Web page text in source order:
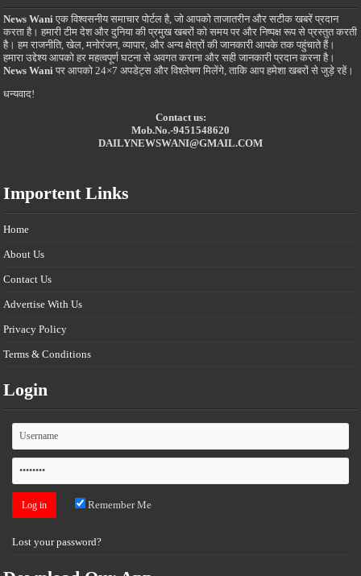
News Wani एक विश्वसनीय समाचार पोर्टल है, जो आपको ताजातरीन और सटीक खबरें प्रदान
करता है। हमारी टीम देश और दुनिया की प्रमुख खबरों को समय पर और निष्पक्ष रूप से प्रस्तुत करती
है। हम राजनीति, खेल, मनोरंजन, व्यापार, और अन्य क्षेत्रों की जानकारी आपके तक पहुंचाते हैं।
हमारा उद्देश्य आपको हर महत्वपूर्ण घटना से अवगत कराना और सही जानकारी प्रदान करना है।
News Wani पर आपको 24×7 अपडेट्स और विश्लेषण मिलेंगे, ताकि आप हमेशा खबरों से जुड़े रहें।
धन्यवाद!
Contact us:
Mob.No.-9451548620
DAILYNEWSWANI@GMAIL.COM
Importent Links
Home
About Us
Contact Us
Advertise With Us
Privacy Policy
Terms & Conditions
Login
Remember Me
Lost your password?